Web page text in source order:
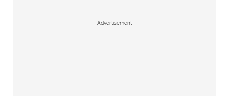
Advertisement